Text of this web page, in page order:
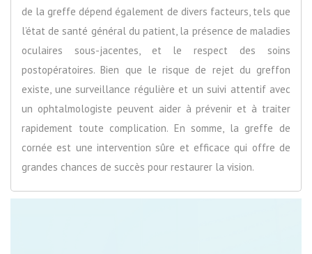
de la greffe dépend également de divers facteurs, tels que
l’état de santé général du patient, la présence de maladies
oculaires sous-jacentes, et le respect des soins
postopératoires. Bien que le risque de rejet du greffon
existe, une surveillance régulière et un suivi attentif avec
un ophtalmologiste peuvent aider à prévenir et à traiter
rapidement toute complication. En somme, la greffe de
cornée est une intervention sûre et efficace qui offre de
grandes chances de succès pour restaurer la vision.